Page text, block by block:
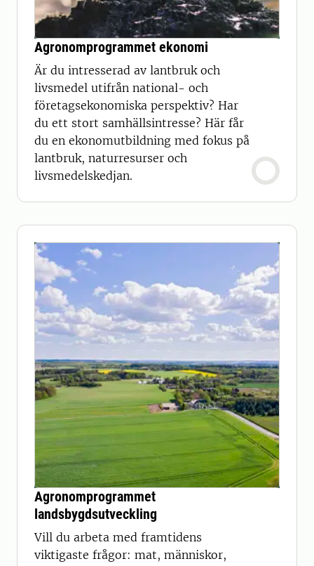
Agronomprogrammet ekonomi
Är du intresserad av lantbruk och
livsmedel utifrån national- och
företagsekonomiska perspektiv? Har
du ett stort samhällsintresse? Här får
du en ekonomutbildning med fokus på
lantbruk, naturresurser och
livsmedelskedjan.
Agronomprogrammet
landsbygdsutveckling
Vill du arbeta med framtidens
viktigaste frågor: mat, människor,